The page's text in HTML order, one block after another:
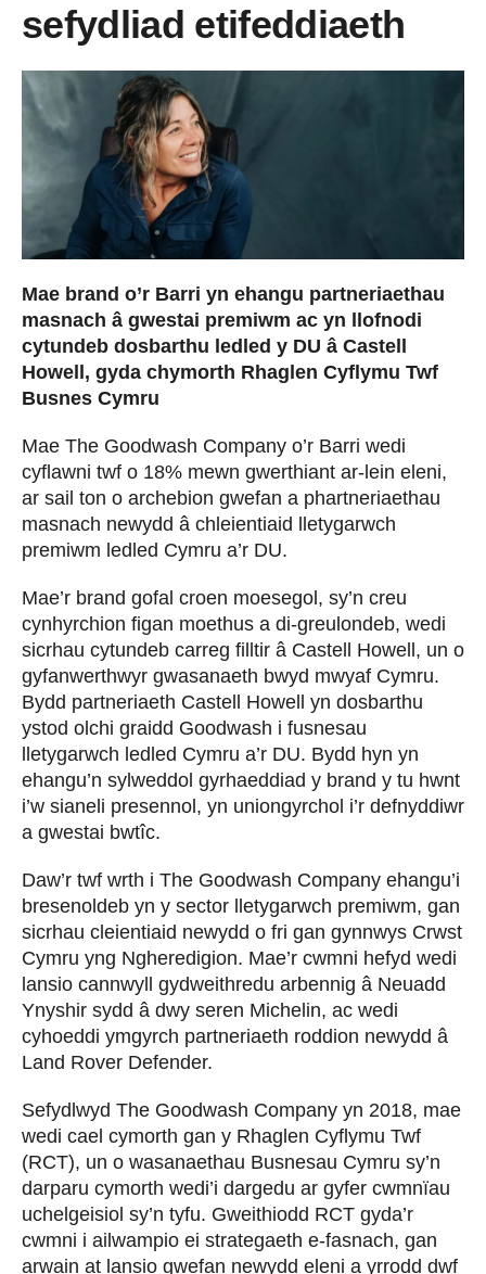
sefydliad etifeddiaeth
Mae brand o’r Barri yn ehangu partneriaethau
masnach â gwestai premiwm ac yn llofnodi
cytundeb dosbarthu ledled y DU â Castell
Howell, gyda chymorth Rhaglen Cyflymu Twf
Busnes Cymru
Mae The Goodwash Company o’r Barri wedi
cyflawni twf o 18% mewn gwerthiant ar-lein eleni,
ar sail ton o archebion gwefan a phartneriaethau
masnach newydd â chleientiaid lletygarwch
premiwm ledled Cymru a’r DU.
Mae’r brand gofal croen moesegol, sy’n creu
cynhyrchion figan moethus a di-greulondeb, wedi
sicrhau cytundeb carreg filltir â Castell Howell, un o
gyfanwerthwyr gwasanaeth bwyd mwyaf Cymru.
Bydd partneriaeth Castell Howell yn dosbarthu
ystod olchi graidd Goodwash i fusnesau
lletygarwch ledled Cymru a’r DU. Bydd hyn yn
ehangu’n sylweddol gyrhaeddiad y brand y tu hwnt
i’w sianeli presennol, yn uniongyrchol i’r defnyddiwr
a gwestai bwtîc.
Daw’r twf wrth i The Goodwash Company ehangu’i
bresenoldeb yn y sector lletygarwch premiwm, gan
sicrhau cleientiaid newydd o fri gan gynnwys Crwst
Cymru yng Ngheredigion. Mae’r cwmni hefyd wedi
lansio cannwyll gydweithredu arbennig â Neuadd
Ynyshir sydd â dwy seren Michelin, ac wedi
cyhoeddi ymgyrch partneriaeth roddion newydd â
Land Rover Defender.
Sefydlwyd The Goodwash Company yn 2018, mae
wedi cael cymorth gan y Rhaglen Cyflymu Twf
(RCT), un o wasanaethau Busnesau Cymru sy’n
darparu cymorth wedi’i dargedu ar gyfer cwmnïau
uchelgeisiol sy’n tyfu. Gweithiodd RCT gyda’r
cwmni i ailwampio ei strategaeth e-fasnach, gan
arwain at lansio gwefan newydd eleni a yrrodd dwf